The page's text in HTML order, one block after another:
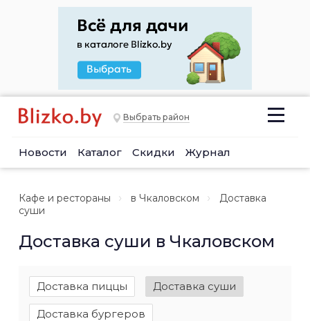
Выбрать район
Новости Каталог Скидки Журнал
Кафе и рестораны в Чкаловском
Доставка
суши
Доставка суши в Чкаловском
Доставка пиццы Доставка суши
Доставка бургеров